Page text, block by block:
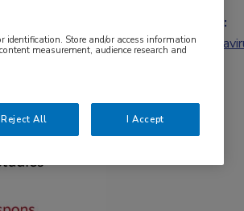
centra,
Vereniging
van
en wat de
Tags:
identification. Store and/or access information
measurement, audience research and
Reject All I Accept